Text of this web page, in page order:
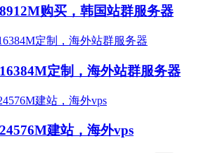
购买，韩国站群服务器
定制，海外站群服务器
建站，海外vps